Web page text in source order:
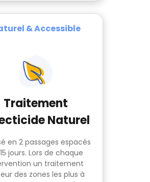
& Accessible
Traitement
Naturel
en 2 passages espacés
jours. Lors de chaque
un traitement
des zones les plus à